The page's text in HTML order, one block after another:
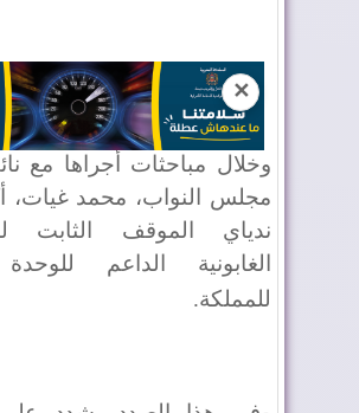
✕
وخلال مباحثات أجراها مع
مجلس النواب، محمد غيات،
ندياي الموقف الثابت
الغابونية الداعم للوحدة
للمملكة.